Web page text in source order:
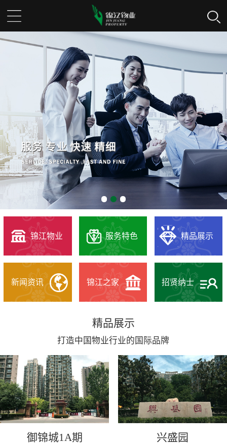
锦江物业 服务特色 精品展示
新闻资讯 锦江之家 招贤纳士
精品展示
打造中国物业行业的国际品牌
御锦城1A期 兴盛园